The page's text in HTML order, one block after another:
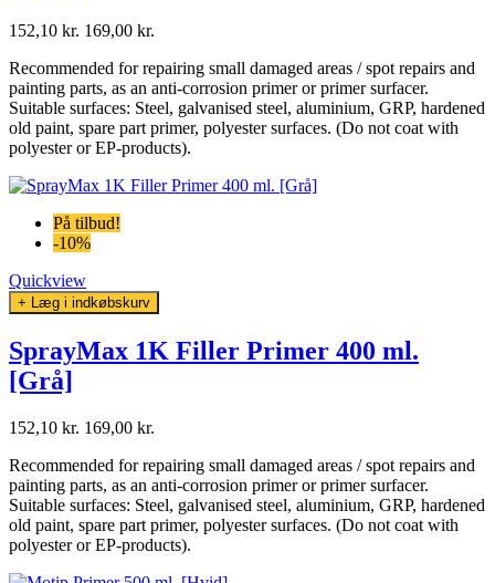
152,10 kr. 169,00 kr.
Recommended for repairing small damaged areas / spot repairs and
painting parts, as an anti-corrosion primer or primer surfacer.
Suitable surfaces: Steel, galvanised steel, aluminium, GRP, hardened
old paint, spare part primer, polyester surfaces. (Do not coat with
polyester or EP-products).
På tilbud!
-10%
Quickview
+ Læg i indkøbskurv
SprayMax 1K Filler Primer 400 ml.
[Grå]
152,10 kr. 169,00 kr.
Recommended for repairing small damaged areas / spot repairs and
painting parts, as an anti-corrosion primer or primer surfacer.
Suitable surfaces: Steel, galvanised steel, aluminium, GRP, hardened
old paint, spare part primer, polyester surfaces. (Do not coat with
polyester or EP-products).